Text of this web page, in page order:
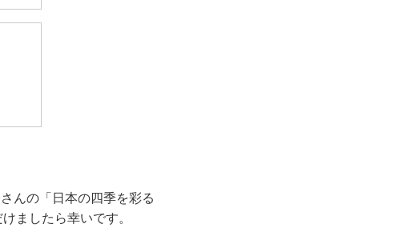
んの「日本の四季を彩る
ましたら幸いです。